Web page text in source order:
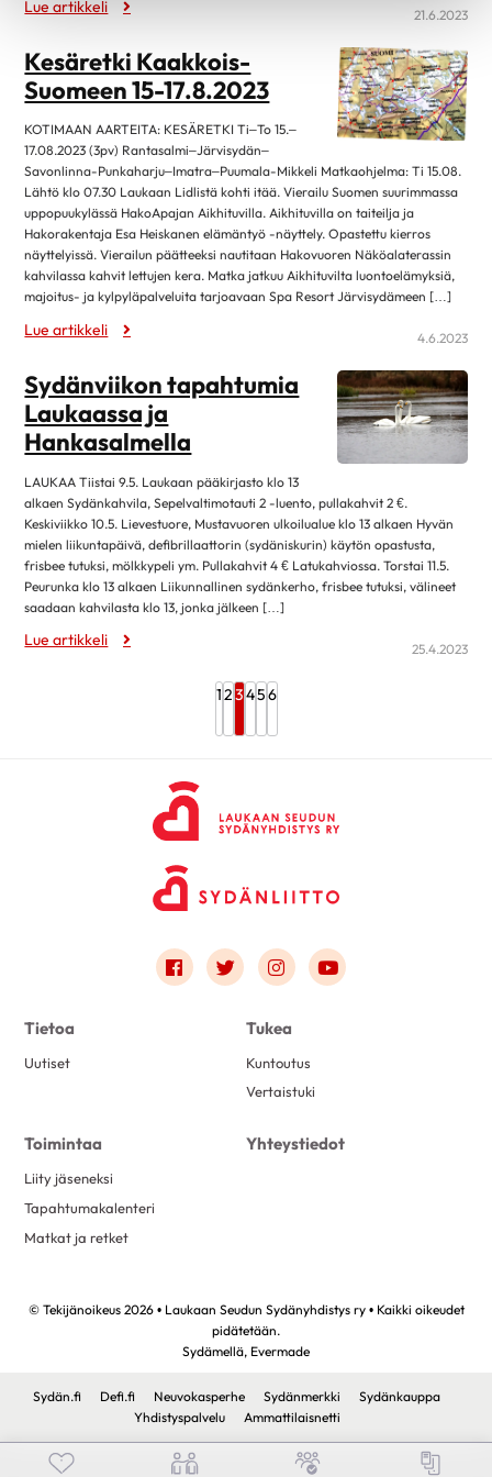
Lue artikkeli 21.6.2023
Kesäretki Kaakkois-
Suomeen 15-17.8.2023
KOTIMAAN AARTEITA: KESÄRETKI Ti–To 15.–
17.08.2023 (3pv) Rantasalmi–Järvisydän–
Savonlinna-Punkaharju–Imatra–Puumala-Mikkeli Matkaohjelma: Ti 15.08.
Lähtö klo 07.30 Laukaan Lidlistä kohti itää. Vierailu Suomen suurimmassa
uppopuukylässä HakoApajan Aikhituvilla. Aikhituvilla on taiteilja ja
Hakorakentaja Esa Heiskanen elämäntyö -näyttely. Opastettu kierros
näyttelyissä. Vierailun päätteeksi nautitaan Hakovuoren Näköalaterassin
kahvilassa kahvit lettujen kera. Matka jatkuu Aikhituvilta luontoelämyksiä,
majoitus- ja kylpyläpalveluita tarjoavaan Spa Resort Järvisydämeen […]
Lue artikkeli 4.6.2023
Sydänviikon tapahtumia
Laukaassa ja
Hankasalmella
LAUKAA Tiistai 9.5. Laukaan pääkirjasto klo 13
alkaen Sydänkahvila, Sepelvaltimotauti 2 -luento, pullakahvit 2 €.
Keskiviikko 10.5. Lievestuore, Mustavuoren ulkoilualue klo 13 alkaen Hyvän
mielen liikuntapäivä, defibrillaattorin (sydäniskurin) käytön opastusta,
frisbee tutuksi, mölkkypeli ym. Pullakahvit 4 € Latukahviossa. Torstai 11.5.
Peurunka klo 13 alkaen Liikunnallinen sydänkerho, frisbee tutuksi, välineet
saadaan kahvilasta klo 13, jonka jälkeen […]
Lue artikkeli 25.4.2023
123456
Link to facebook
Link to twitter
Link to instagram
Link to youtube
Tietoa
Uutiset
Tukea
Kuntoutus
Vertaistuki
Toimintaa
Liity jäseneksi
Tapahtumakalenteri
Matkat ja retket
Yhteystiedot
© Tekijänoikeus 2026 • Laukaan Seudun Sydänyhdistys ry • Kaikki oikeudet
pidätetään.
Sydämellä, Evermade
Sydän.fi Defi.fi Neuvokasperhe Sydänmerkki
Sydänkauppa
Yhdistyspalvelu
Ammattilaisnetti